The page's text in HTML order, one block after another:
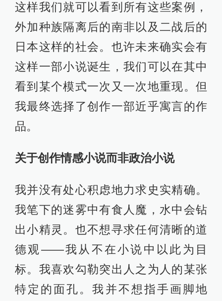
这样我们就可以看到所有这些案例，
外加种族隔离后的南非以及二战后的
日本这样的社会。也许未来确实会有
这样一部小说诞生，我们可以在其中
看到某个模式一次又一次地重现。但
我最终选择了创作一部近乎寓言的作
品。
关于创作情感小说而非政治小说
我并没有处心积虑地力求史实精确。
我笔下的迷雾中有食人魔，水中会钻
出小精灵。也不想寻求任何清晰的道
德观——我从不在小说中以此为目
标。我喜欢勾勒突出人之为人的某张
特定的面孔。我并不想指手画脚地